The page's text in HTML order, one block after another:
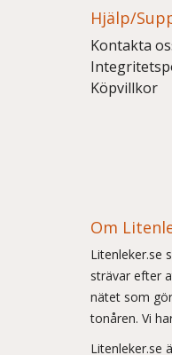
Hjälp/
Kontakta
Köpvillkor
Om
Litenleker.se
strävar efter
nätet som
tonåren. Vi
Litenleker.se